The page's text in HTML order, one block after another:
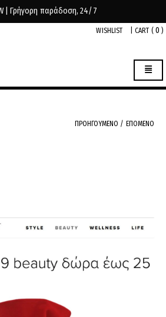
| Γρήγορη παράδοση, 24/7
WISHLIST CART ( 0 )
ΠΡΟΗΓΟΥΜΕΝΟ / ΕΠΟΜΕΝΟ